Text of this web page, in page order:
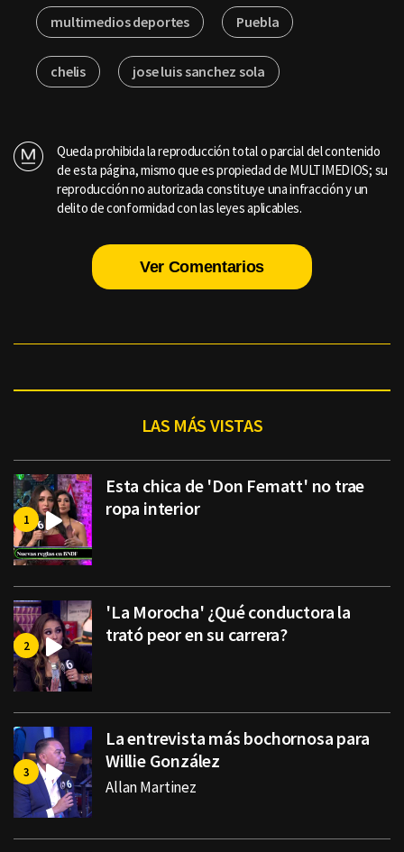
multimedios deportes Puebla
chelis jose luis sanchez sola
Queda prohibida la reproducción total o parcial del contenido
de esta página, mismo que es propiedad de MULTIMEDIOS; su
reproducción no autorizada constituye una infracción y un
delito de conformidad con las leyes aplicables.
Ver Comentarios
LAS MÁS VISTAS
Esta chica de 'Don Fematt' no trae
ropa interior
'La Morocha' ¿Qué conductora la
trató peor en su carrera?
La entrevista más bochornosa para
Willie González
Allan Martinez